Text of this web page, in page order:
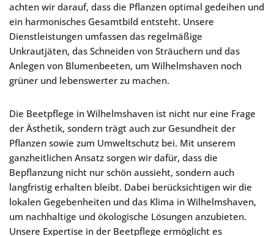
achten wir darauf, dass die Pflanzen optimal gedeihen und
ein harmonisches Gesamtbild entsteht. Unsere
Dienstleistungen umfassen das regelmäßige
Unkrautjäten, das Schneiden von Sträuchern und das
Anlegen von Blumenbeeten, um Wilhelmshaven noch
grüner und lebenswerter zu machen.
Die Beetpflege in Wilhelmshaven ist nicht nur eine Frage
der Ästhetik, sondern trägt auch zur Gesundheit der
Pflanzen sowie zum Umweltschutz bei. Mit unserem
ganzheitlichen Ansatz sorgen wir dafür, dass die
Bepflanzung nicht nur schön aussieht, sondern auch
langfristig erhalten bleibt. Dabei berücksichtigen wir die
lokalen Gegebenheiten und das Klima in Wilhelmshaven,
um nachhaltige und ökologische Lösungen anzubieten.
Unsere Expertise in der Beetpflege ermöglicht es